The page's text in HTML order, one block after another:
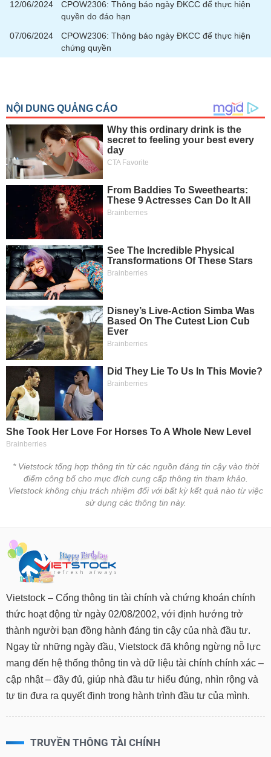
12/06/2024
CPOW2306: Thông báo ngày ĐKCC để thực hiện
quyền do đáo hạn
07/06/2024
CPOW2306: Thông báo ngày ĐKCC để thực hiện
chứng quyền
* Vietstock tổng hợp thông tin từ các nguồn đáng tin cậy vào thời
điểm công bố cho mục đích cung cấp thông tin tham khảo.
Vietstock không chịu trách nhiệm đối với bất kỳ kết quả nào từ việc
sử dụng các thông tin này.
Vietstock – Cổng thông tin tài chính và chứng khoán chính
thức hoạt động từ ngày 02/08/2002, với định hướng trở
thành người bạn đồng hành đáng tin cậy của nhà đầu tư.
Ngay từ những ngày đầu, Vietstock đã không ngừng nỗ lực
mang đến hệ thống thông tin và dữ liệu tài chính chính xác –
cập nhật – đầy đủ, giúp nhà đầu tư hiểu đúng, nhìn rộng và
tự tin đưa ra quyết định trong hành trình đầu tư của mình.
TRUYỀN THÔNG TÀI CHÍNH